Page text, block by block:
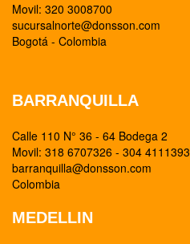
Movil: 320 3008700
sucursalnorte@donsson.com
Bogotá - Colombia
BARRANQUILLA
Calle 110 N° 36 - 64 Bodega 2
Movil: 318 6707326 - 304 4111393
barranquilla@donsson.com
Colombia
MEDELLIN